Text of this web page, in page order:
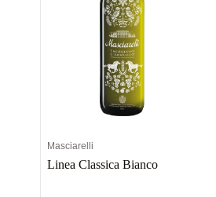
Masciarelli
Linea Classica Bianco